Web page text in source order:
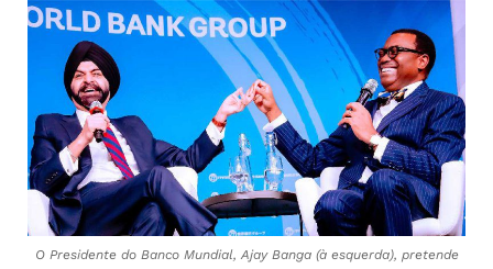
O Presidente do Banco Mundial, Ajay Banga (à esquerda), pretende